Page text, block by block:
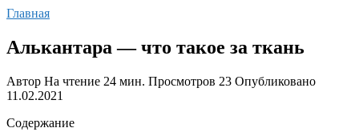
Главная
Алькантара — что такое за ткань
Автор На чтение 24 мин. Просмотров 23 Опубликовано
11.02.2021
Содержание